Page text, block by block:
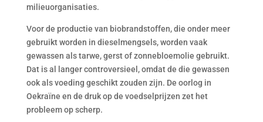
milieuorganisaties.
Voor de productie van biobrandstoffen, die onder meer
gebruikt worden in dieselmengsels, worden vaak
gewassen als tarwe, gerst of zonnebloemolie gebruikt.
Dat is al langer controversieel, omdat de die gewassen
ook als voeding geschikt zouden zijn. De oorlog in
Oekraïne en de druk op de voedselprijzen zet het
probleem op scherp.